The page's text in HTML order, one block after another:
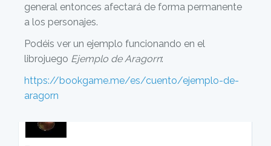
general entonces afectará de forma permanente
a los personajes.
Podéis ver un ejemplo funcionando en el
librojuego Ejemplo de Aragorn:
https://bookgame.me/es/cuento/ejemplo-de-
aragorn